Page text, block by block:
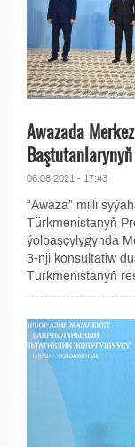
Awazada
06.08.2021 - 17:43
“Awaza” milli
Türkmenistanyň
ýolbaşçylygynda
3-nji konsultatiw
Türkmenistanyň